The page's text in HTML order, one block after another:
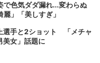
で色気ダダ漏れ...変わらぬ
」「美しすぎ」
選手と2ショット 「メチャ
美女」話題に